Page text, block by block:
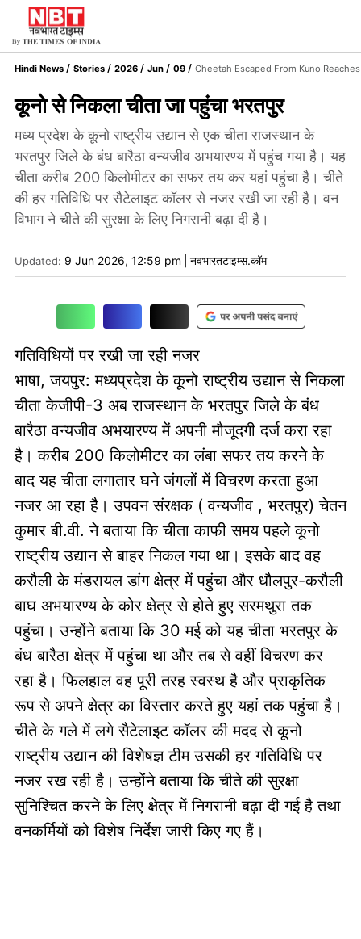
Hindi News Stories 2026 Jun 09 Cheetah Escaped From Kuno
कूनो से निकला चीता जा पहुंचा भरतपुर
मध्य प्रदेश के कूनो राष्ट्रीय उद्यान से एक चीता राजस्थान के
भरतपुर जिले के बंध बारैठा वन्यजीव अभयारण्य में पहुंच गया है। यह
चीता करीब 200 किलोमीटर का सफर तय कर यहां पहुंचा है। चीते
की हर गतिविधि पर सैटेलाइट कॉलर से नजर रखी जा रही है। वन
विभाग ने चीते की सुरक्षा के लिए निगरानी बढ़ा दी है।
Updated: 9 Jun 2026, 12:59 pm नवभारतटाइम्स.कॉम
गतिविधियों पर रखी जा रही नजर
भाषा, जयपुर: मध्यप्रदेश के कूनो राष्ट्रीय उद्यान से निकला
चीता केजीपी-3 अब राजस्थान के भरतपुर जिले के बंध
बारैठा वन्यजीव अभयारण्य में अपनी मौजूदगी दर्ज करा रहा
है। करीब 200 किलोमीटर का लंबा सफर तय करने के
बाद यह चीता लगातार घने जंगलों में विचरण करता हुआ
नजर आ रहा है। उपवन संरक्षक ( वन्यजीव , भरतपुर) चेतन
कुमार बी.वी. ने बताया कि चीता काफी समय पहले कूनो
राष्ट्रीय उद्यान से बाहर निकल गया था। इसके बाद वह
करौली के मंडरायल डांग क्षेत्र में पहुंचा और धौलपुर-करौली
बाघ अभयारण्य के कोर क्षेत्र से होते हुए सरमथुरा तक
पहुंचा। उन्होंने बताया कि 30 मई को यह चीता भरतपुर के
बंध बारैठा क्षेत्र में पहुंचा था और तब से वहीं विचरण कर
रहा है। फिलहाल वह पूरी तरह स्वस्थ है और प्राकृतिक
रूप से अपने क्षेत्र का विस्तार करते हुए यहां तक पहुंचा है।
चीते के गले में लगे सैटेलाइट कॉलर की मदद से कूनो
राष्ट्रीय उद्यान की विशेषज्ञ टीम उसकी हर गतिविधि पर
नजर रख रही है। उन्होंने बताया कि चीते की सुरक्षा
सुनिश्चित करने के लिए क्षेत्र में निगरानी बढ़ा दी गई है तथा
वनकर्मियों को विशेष निर्देश जारी किए गए हैं।